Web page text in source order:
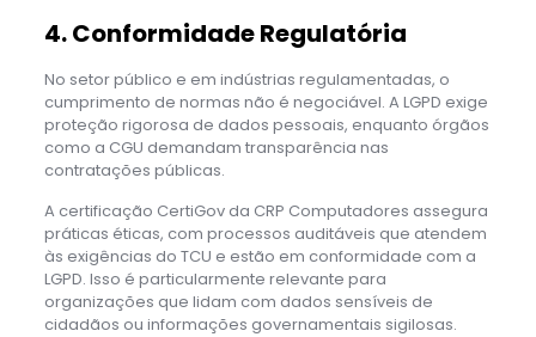
4. Conformidade Regulatória
No setor público e em indústrias regulamentadas, o
cumprimento de normas não é negociável. A LGPD exige
proteção rigorosa de dados pessoais, enquanto órgãos
como a CGU demandam transparência nas
contratações públicas.
A certificação CertiGov da CRP Computadores assegura
práticas éticas, com processos auditáveis que atendem
às exigências do TCU e estão em conformidade com a
LGPD. Isso é particularmente relevante para
organizações que lidam com dados sensíveis de
cidadãos ou informações governamentais sigilosas.